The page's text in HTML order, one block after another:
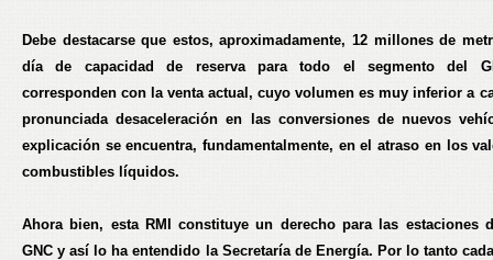
Debe destacarse que estos, aproximadamente, 12 millones de
día de capacidad de reserva para todo el segmento del
corresponden con la venta actual, cuyo volumen es muy inferior a
pronunciada desaceleración en las conversiones de nuevos
explicación se encuentra, fundamentalmente, en el atraso en los
combustibles líquidos.
Ahora bien, esta RMI constituye un derecho para las estaciones
GNC y así lo ha entendido la Secretaría de Energía. Por lo tanto